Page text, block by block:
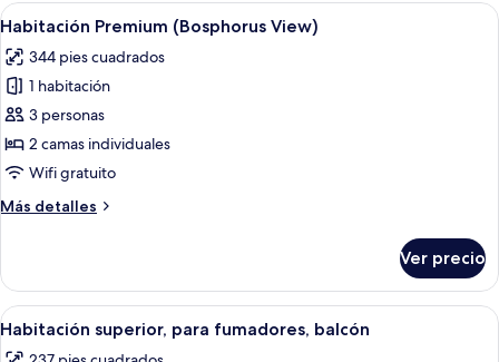
Abrir
todas
las
fotos
de
Habitación
Premium
View)
Una habitación de hotel moderna
10
Habitación Premium (Bosphorus View)
344 pies cuadrados
1 habitación
3 personas
2 camas individuales
Wifi gratuito
Más detalles
Más
Premium
(Bosphorus
View)
Ver precio
Abrir
todas
Una habitación de hotel moderna
14
Habitación superior, para fumadores, balcón